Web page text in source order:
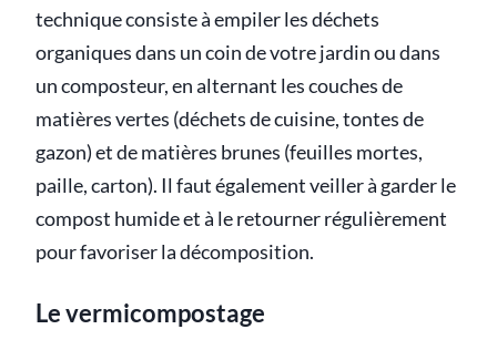
technique consiste à empiler les déchets
organiques dans un coin de votre jardin ou dans
un composteur, en alternant les couches de
matières vertes (déchets de cuisine, tontes de
gazon) et de matières brunes (feuilles mortes,
paille, carton). Il faut également veiller à garder le
compost humide et à le retourner régulièrement
pour favoriser la décomposition.
Le vermicompostage